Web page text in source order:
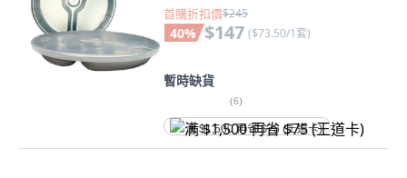
首購折扣價$245
40% $147 ($73.50/1套)
暫時缺貨
(6)
满 $1,500 再省 $75 (王道卡)